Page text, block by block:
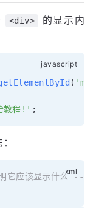
<div>
的显示内
(
教程!' ;
它应该显示什么 -->